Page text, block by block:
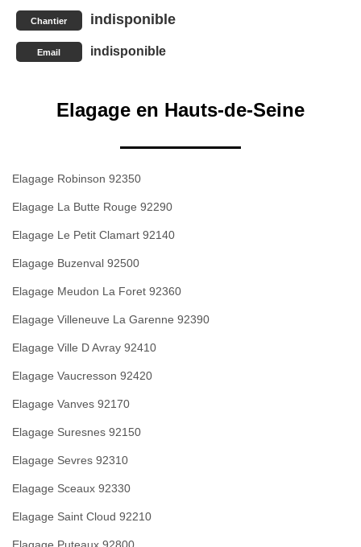
Chantier indisponible
Email indisponible
Elagage en Hauts-de-Seine
Elagage Robinson 92350
Elagage La Butte Rouge 92290
Elagage Le Petit Clamart 92140
Elagage Buzenval 92500
Elagage Meudon La Foret 92360
Elagage Villeneuve La Garenne 92390
Elagage Ville D Avray 92410
Elagage Vaucresson 92420
Elagage Vanves 92170
Elagage Suresnes 92150
Elagage Sevres 92310
Elagage Sceaux 92330
Elagage Saint Cloud 92210